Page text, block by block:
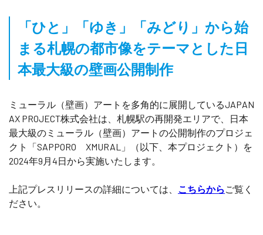
「ひと」「ゆき」「みどり」から始
まる札幌の都市像をテーマとした日
本最大級の壁画公開制作
ミューラル（壁画）アートを多角的に展開しているJAPAN
AX PROJECT株式会社は、札幌駅の再開発エリアで、日本
最大級のミューラル（壁画）アートの公開制作のプロジェ
クト「SAPPORO XMURAL」（以下、本プロジェクト）を
2024年9月4日から実施いたします。
上記プレスリリースの詳細については、 こちらから ご覧く
ださい。